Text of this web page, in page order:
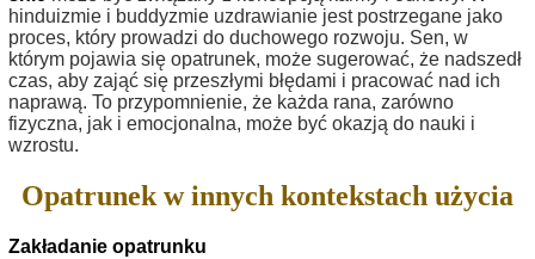
hinduizmie i buddyzmie uzdrawianie jest postrzegane jako
proces, który prowadzi do duchowego rozwoju. Sen, w
którym pojawia się opatrunek, może sugerować, że nadszedł
czas, aby zająć się przeszłymi błędami i pracować nad ich
naprawą. To przypomnienie, że każda rana, zarówno
fizyczna, jak i emocjonalna, może być okazją do nauki i
wzrostu.
Opatrunek w innych kontekstach użycia
Zakładanie opatrunku